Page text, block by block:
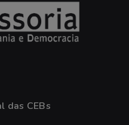
das CEBs